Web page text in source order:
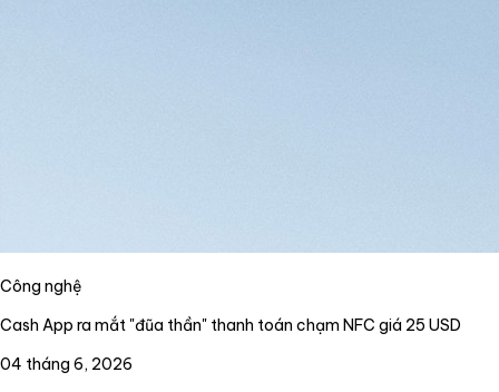
Công nghệ
Cash App ra mắt "đũa thần" thanh toán chạm NFC giá 25 USD
04 tháng 6, 2026